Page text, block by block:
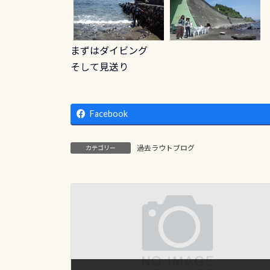
まずはダイビング
そして見送り
Facebook
カテゴリー 過去ラウトブログ